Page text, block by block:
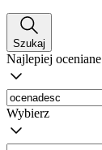
Szukaj
Najlepiej oceniane
Wybierz